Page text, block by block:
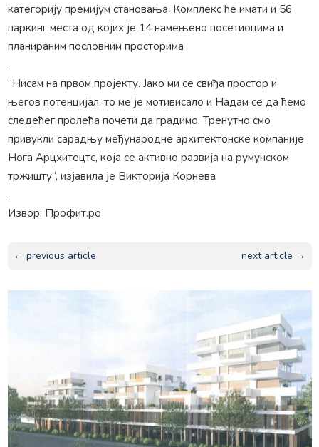
категорију премијум становања. Комплекс ће имати и 56
паркинг места од којих је 14 намењено посетиоцима и
планираним пословним просторима
.
“Нисам на првом пројекту. Јако ми се свиђа простор и
његов потенцијал, то ме је мотивисало и Надам се да ћемо
следећег пролећа почети да градимо. Тренутно смо
привукли сарадњу међународне архитектонске компаније
Нога Арцхитецтс, која се активно развија на румунском
тржишту“, изјавила је Викторија Корнева
.
Извор: Профит.ро
← previous article next article →